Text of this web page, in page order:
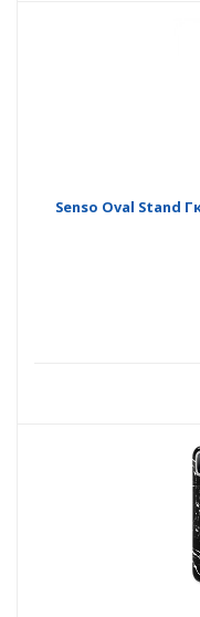
Senso Oval Stand